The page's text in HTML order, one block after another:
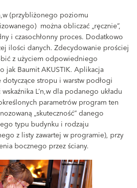
(przybliżonego poziomu
można obliczać „ręcznie”,
i czasochłonny proces. Dodatkowo
ilości danych. Zdecydowanie prościej
z użyciem odpowiedniego
jak Baumit AKUSTIK. Aplikacja
stropu i warstw podłogi
L’n,w dla podanego układu
parametrów program ten
„skuteczność” danego
typu budynku i rodzaju
z listy zawartej w programie), przy
bocznego przez ściany.